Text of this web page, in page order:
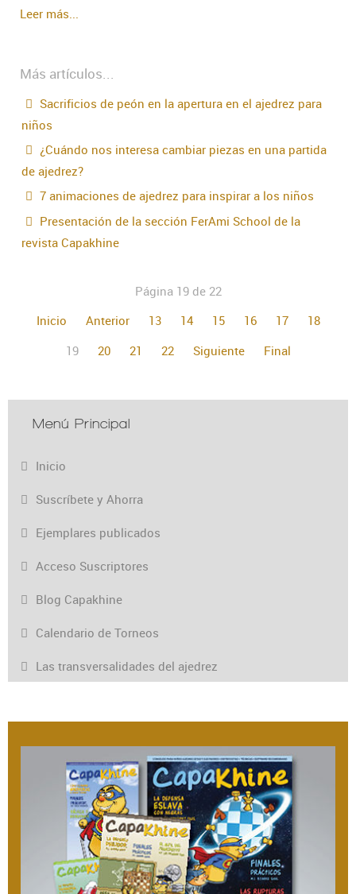
Leer más...
Más artículos...
Sacrificios de peón en la apertura en el ajedrez para
niños
¿Cuándo nos interesa cambiar piezas en una partida
de ajedrez?
7 animaciones de ajedrez para inspirar a los niños
Presentación de la sección FerAmi School de la
revista Capakhine
Página 19 de 22
Inicio
Anterior 13 14 15 16 17
18
19
20 21 22 Siguiente Final
Menú Principal
Inicio
Suscríbete y Ahorra
Ejemplares publicados
Acceso Suscriptores
Blog Capakhine
Calendario de Torneos
Las transversalidades del ajedrez